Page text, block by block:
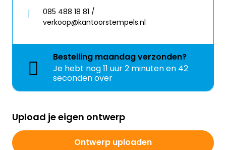
085 488 18 81 /
verkoop@kantoorstempels.nl
Bestelling maandagverzonden?
Je hebt nog11 uur 2 minuten en 42
seconden over
Upload je eigen ontwerp
Ontwerp uploaden